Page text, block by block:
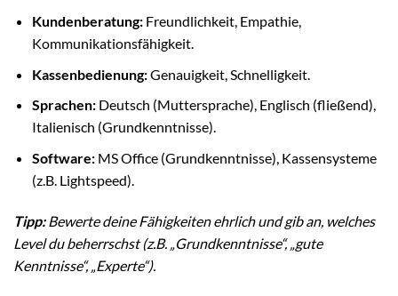
Kundenberatung:Freundlichkeit, Empathie,
Kommunikationsfähigkeit.
Kassenbedienung:Genauigkeit, Schnelligkeit.
Sprachen:Deutsch (Muttersprache), Englisch (fließend),
Italienisch (Grundkenntnisse).
Software:MS Office (Grundkenntnisse), Kassensysteme
(z.B. Lightspeed).
Tipp:Bewerte deine Fähigkeiten ehrlich und gib an, welches
Level du beherrschst (z.B. „Grundkenntnisse“, „gute
Kenntnisse“, „Experte“).